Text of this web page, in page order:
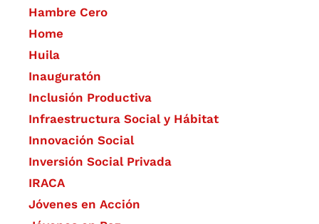
Hambre Cero
Home
Huila
Inauguratón
Inclusión Productiva
Infraestructura Social y Hábitat
​Innovación Social
Inversión Social Privada
IRACA
Jóvenes en Acción